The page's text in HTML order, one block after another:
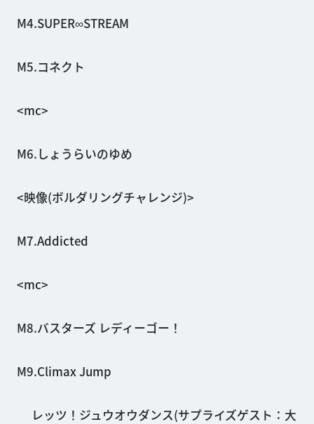
M4.SUPER∞STREAM
M5.コネクト
<mc>
M6.しょうらいのゆめ
<映像(ボルダリングチャレンジ)>
M7.Addicted
<mc>
M8.バスターズ レディーゴー！
M9.Climax Jump
レッツ！ジュウオウダンス(サプライズゲスト：大